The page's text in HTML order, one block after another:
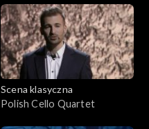
Scena klasyczna
Polish Cello Quartet